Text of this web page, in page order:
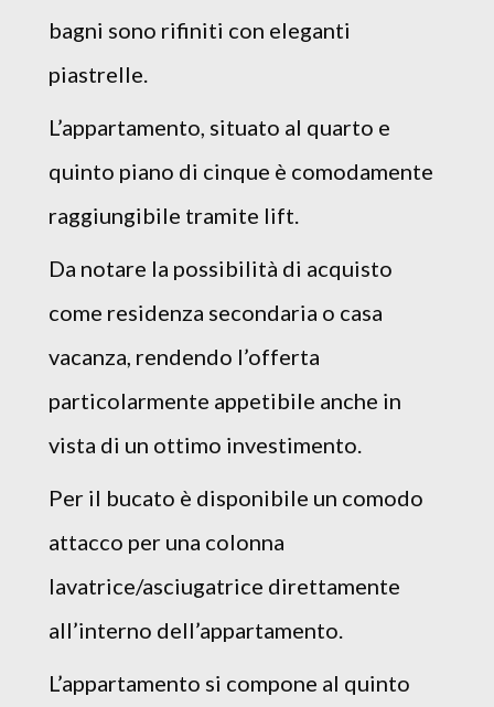
bagni sono rifiniti con eleganti
piastrelle.
L’appartamento, situato al quarto e
quinto piano di cinque è comodamente
raggiungibile tramite lift.
Da notare la possibilità di acquisto
come residenza secondaria o casa
vacanza, rendendo l’offerta
particolarmente appetibile anche in
vista di un ottimo investimento.
Per il bucato è disponibile un comodo
attacco per una colonna
lavatrice/asciugatrice direttamente
all’interno dell’appartamento.
L’appartamento si compone al quinto